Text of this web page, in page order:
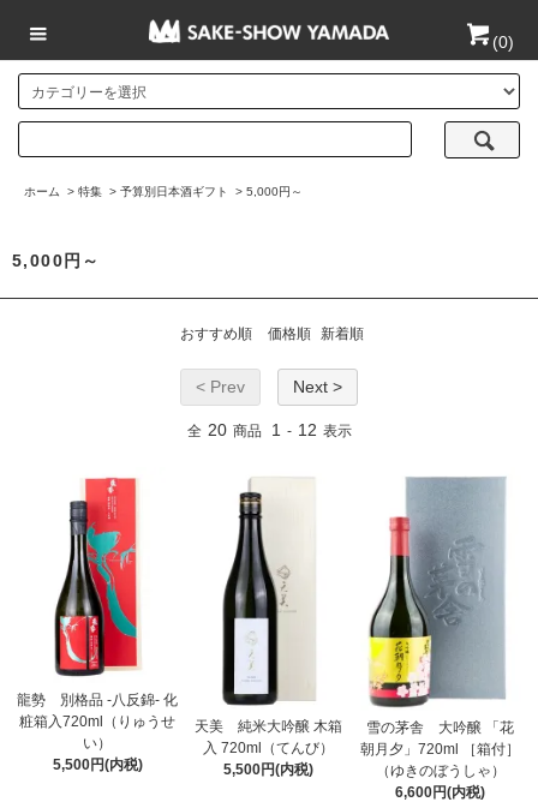
(0)
ホーム > 特集 > 予算別日本酒ギフト > 5,000円～
5,000円～
おすすめ順 価格順 新着順
< Prev Next >
全 20 商品 1 - 12 表示
龍勢 別格品 -八反錦- 化
粧箱入720ml（りゅうせ
い）
5,500円(内税)
天美 純米大吟醸 木箱
入 720ml（てんび）
5,500円(内税)
雪の茅舎 大吟醸 「花
朝月夕」720ml ［箱付］
（ゆきのぼうしゃ）
6,600円(内税)